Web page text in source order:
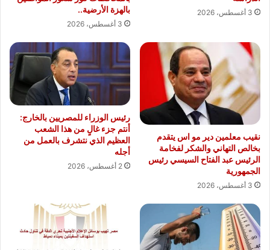
3 أغسطس، 2026
بالهزة الأرضية..
3 أغسطس، 2026
نقيب معلمين دير مو اس يتقدم
بخالص التهاني والشكر لفخامة
الرئيس عبد الفتاح السيسي رئيس
الجمهورية
3 أغسطس، 2026
رئيس الوزراء للمصريين بالخارج:
أنتم جزء غالٍ من هذا الشعب
العظيم الذي نتشرف بالعمل من
أجله
2 أغسطس، 2026